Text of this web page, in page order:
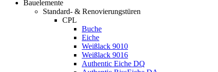
Bauelemente
Standard- & Renovierungstüren
CPL
Buche
Eiche
Weißlack 9010
Weißlack 9016
Authentic Eiche DQ